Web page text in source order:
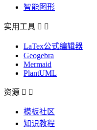
智能图形
实用工具  
LaTex公式编辑器
Geogebra
Mermaid
PlantUML
资源  
模板社区
知识教程